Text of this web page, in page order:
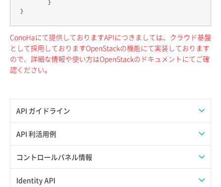
API ガイドライン
APIのご利用について
API 利活用例
APIでAPIサブユーザーを作成する
APIでVPSにISOイメージを挿入する
コントロールパネル情報
APIユーザーを作成する
Identity API
ConoHaにて提供しておりますAPIにつきましては、クラウド基盤
として採用しておりますOpenStackの機能にて実装しております
ので、詳細な情報や使い方はOpenStackのドキュメントにてご確
認ください。